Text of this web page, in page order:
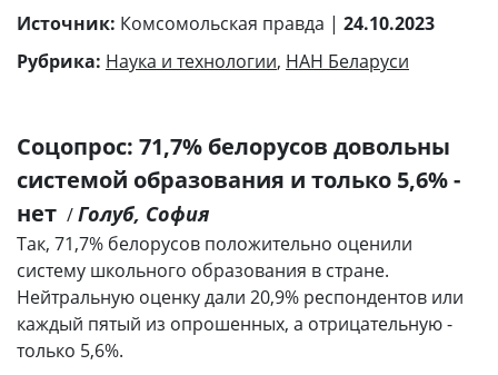
Источник: Комсомольская правда | 24.10.2023
Рубрика: Наука и технологии, НАН Беларуси
Соцопрос: 71,7% белорусов довольны
системой образования и только 5,6% -
нет /Голуб, София
Так, 71,7% белорусов положительно оценили
систему школьного образования в стране.
Нейтральную оценку дали 20,9% респондентов или
каждый пятый из опрошенных, а отрицательную -
только 5,6%.